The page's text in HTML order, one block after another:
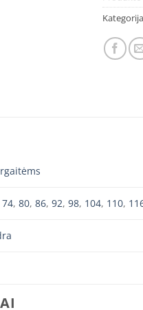
74,80,86,92,98, 104, 110,